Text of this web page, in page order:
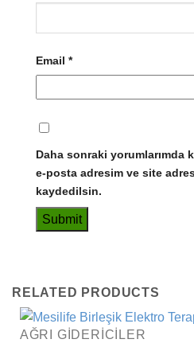
Email *
Daha sonraki yorumlarımda
e-posta adresim ve site
kaydedilsin.
RELATED PRODUCTS
AĞRI GIDERICILER